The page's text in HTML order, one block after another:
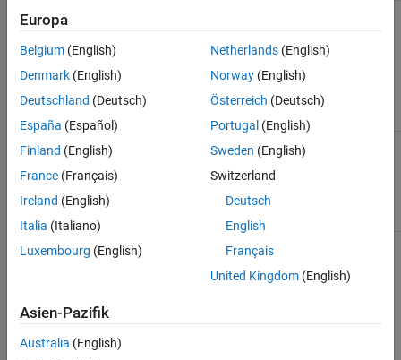
Parameters
const
std::basic_string<char16_t>&
utf16string
A UTF-16 string
Return Value
std::string
Exceptions
allocate
Europa
Belgium (English)
Denmark (English)
Deutschland (Deutsch)
España (Español)
Finland (English)
France (Français)
Ireland (English)
Italia (Italiano)
Luxembourg (English)
Netherlands(English)
Norway(English)
Österreich (Deutsch)
Portugal (English)
Sweden (English)
Switzerland
Deutsch
English
Français
United Kingdom(English)
Asien-Pazifik
Australia (English)